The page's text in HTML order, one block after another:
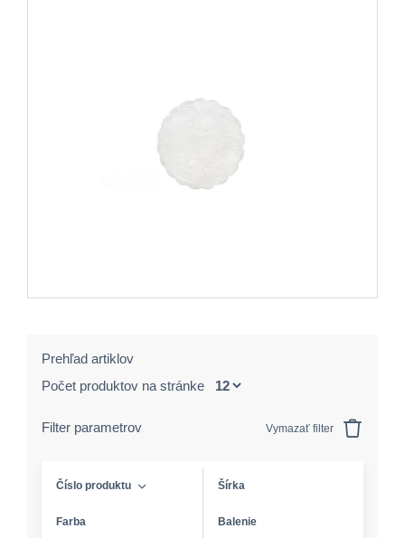
Prehľad artiklov
Počet produktov na stránke
Filter parametrov Vymazať filter
Číslo produktu Šírka
Farba Balenie